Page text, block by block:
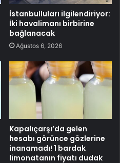
İstanbulluları ilgilendiriyor:
İki havalimanı birbirine
bağlanacak
Ağustos 6, 2026
Kapalıçarşı’da gelen
hesabı görünce gözlerine
inanamadı! 1 bardak
limonatanın fiyatı dudak